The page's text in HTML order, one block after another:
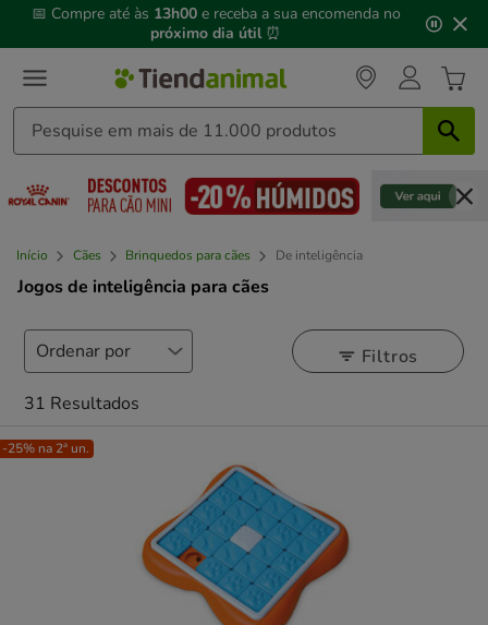
3,
mensagem,
📅 Compre até às 13h00 e receba a sua encomenda no
próximo dia útil ⏰
Início Cães Brinquedos para cães De inteligência
Jogos de inteligência para cães
Filtros
31 Resultados
-25% na 2ª un.